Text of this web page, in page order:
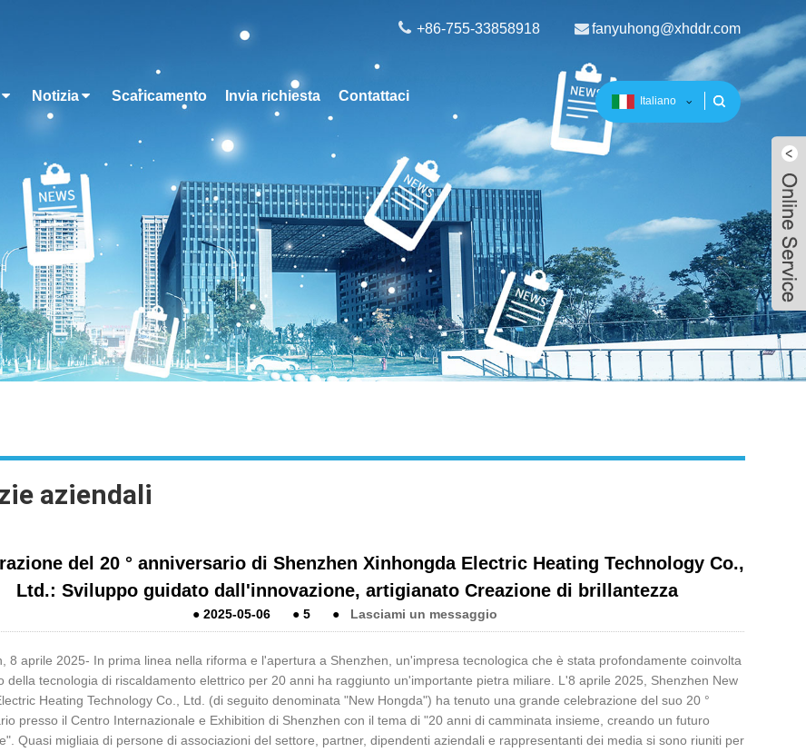
+86-755-33858918 fanyuhong@xhddr.com
Italiano
Notizia Scaricamento Invia richiesta Contattaci
aziendali
del 20 ° anniversario di Shenzhen Xinhongda Electric Heating Technology Co.,
Ltd.: Sviluppo guidato dall'innovazione, artigianato Creazione di brillantezza
● 2025-05-06 ● 5 ● Lasciami un messaggio
8 aprile 2025- In prima linea nella riforma e l'apertura a Shenzhen, un'impresa tecnologica che è stata profondamente coinvolta
della tecnologia di riscaldamento elettrico per 20 anni ha raggiunto un'importante pietra miliare. L'8 aprile 2025, Shenzhen New
Heating Technology Co., Ltd. (di seguito denominata "New Hongda") ha tenuto una grande celebrazione del suo 20 °
presso il Centro Internazionale e Exhibition di Shenzhen con il tema di "20 anni di camminata insieme, creando un futuro
Quasi migliaia di persone di associazioni del settore, partner, dipendenti aziendali e rappresentanti dei media si sono riuniti per